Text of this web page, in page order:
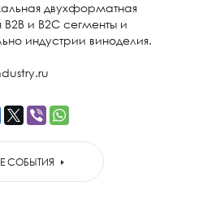
двухформатная
и B2C сегменты и
индустрии виноделия.
СОБЫТИЯ